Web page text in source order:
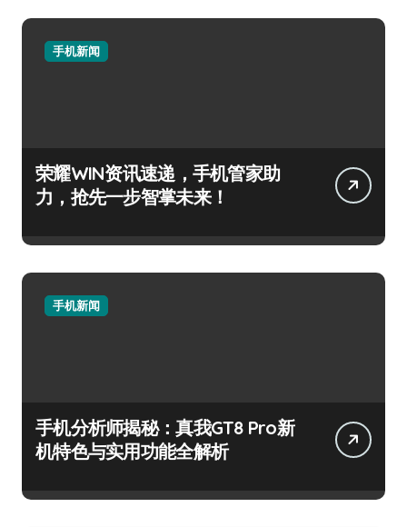
手机新闻
荣耀WIN资讯速递，手机管家助
力，抢先一步智掌未来！
手机新闻
手机分析师揭秘：真我GT8 Pro新
机特色与实用功能全解析